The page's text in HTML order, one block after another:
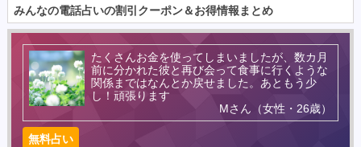
みんなの電話占いの割引クーポン＆お得情報まとめ
たくさんお金を使ってしまいましたが、数カ月
前に分かれた彼と再び会って食事に行くような
関係まではなんとか戻せました。あともう少
し！頑張ります
Mさん（女性・26歳）
無料占い